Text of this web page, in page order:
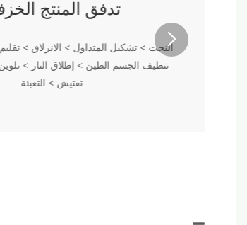
تدفق المنتج
النحت > تشكيل المتداول > الانزلاق >
تنظيف الجسم الطين > إطلاق النار >
تقتيش > التعبئة